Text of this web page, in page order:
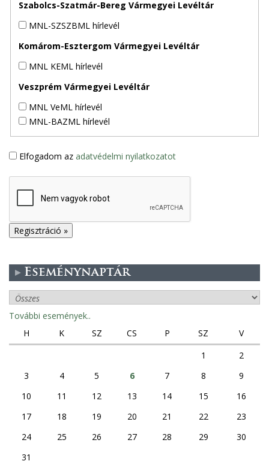
Szabolcs-Szatmár-Bereg Vármegyei Levéltár
MNL-SZSZBML hírlevél
Komárom-Esztergom Vármegyei Levéltár
MNL KEML hírlevél
Veszprém Vármegyei Levéltár
MNL VeML hírlevél
MNL-BAZML hírlevél
Elfogadom az adatvédelmi nyilatkozatot
Eseménynaptár
További események..
H
K SZ CS P SZ
V
1
2
3
4 5 6 7 8
9
10
11 12 13 14 15
16
17
18 19 20 21 22
23
24
25 26 27 28 29
30
31